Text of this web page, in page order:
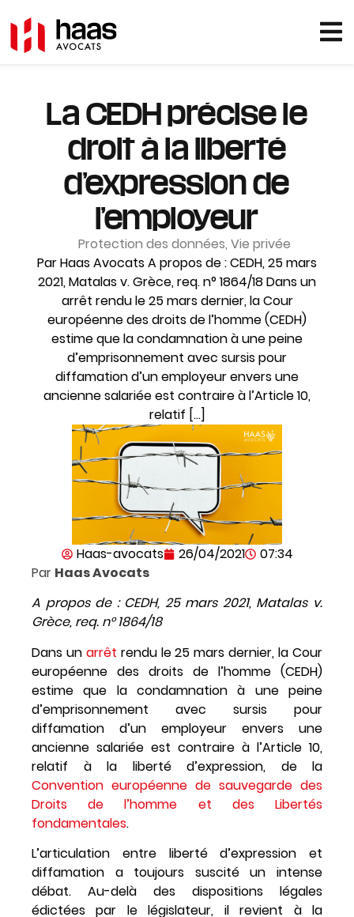
La CEDH précise le
droit à la liberté
d’expression de
l’employeur
Protection des données, Vie privée
Par Haas Avocats A propos de : CEDH, 25 mars
2021, Matalas v. Grèce, req. n° 1864/18 Dans un
arrêt rendu le 25 mars dernier, la Cour
européenne des droits de l’homme (CEDH)
estime que la condamnation à une peine
d’emprisonnement avec sursis pour
diffamation d’un employeur envers une
ancienne salariée est contraire à l’Article 10,
relatif […]
Haas-avocats 26/04/2021
07:34
Par HaasAvocats
A propos de : CEDH, 25 mars 2021, Matalas v.
Grèce, req. n° 1864/18
Dans un arrêt rendu le 25 mars dernier, la Cour
européenne des droits de l’homme (CEDH)
estime que la condamnation à une peine
d’emprisonnement avec sursis pour
diffamation d’un employeur envers une
ancienne salariée est contraire à l’Article 10,
relatif à la liberté d’expression, de la
Convention européenne de sauvegarde des
Droits de l’homme et des Libertés
fondamentales.
L’articulation entre liberté d’expression et
diffamation a toujours suscité un intense
débat. Au-delà des dispositions légales
édictées par le législateur, il revient à la